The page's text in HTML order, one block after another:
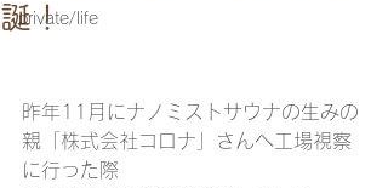
private/life
誕！
昨年11月にナノミストサウナの生みの
親「株式会社コロナ」さんへ工場視察
に行った際